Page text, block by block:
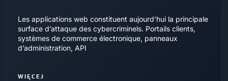
Les applications web constituent aujourd’hui la principale
surface d’attaque des cybercriminels. Portails clients,
systèmes de commerce électronique, panneaux
d’administration, API
WIĘCEJ